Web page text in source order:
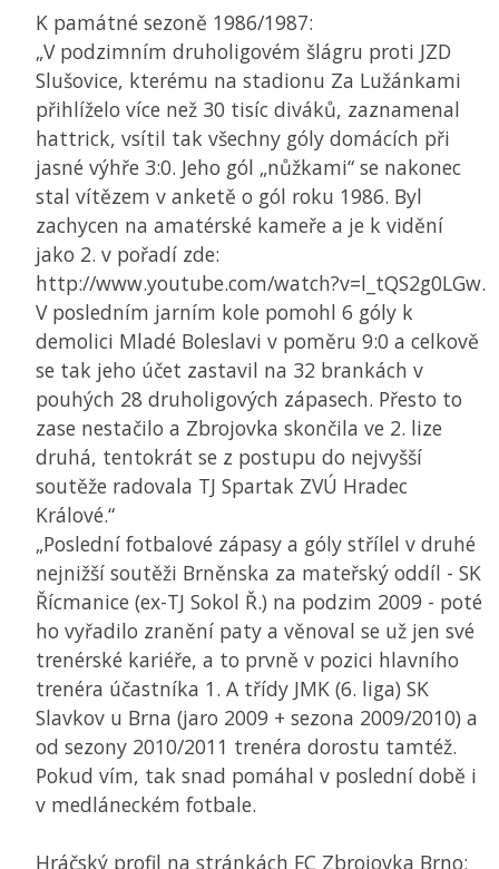
K památné sezoně 1986/1987:
„V podzimním druholigovém šlágru proti JZD
Slušovice, kterému na stadionu Za Lužánkami
přihlíželo více než 30 tisíc diváků, zaznamenal
hattrick, vsítil tak všechny góly domácích při
jasné výhře 3:0. Jeho gól „nůžkami“ se nakonec
stal vítězem v anketě o gól roku 1986. Byl
zachycen na amatérské kameře a je k vidění
jako 2. v pořadí zde:
http://www.youtube.com/watch?v=l_tQS2g0LGw.
V posledním jarním kole pomohl 6 góly k
demolici Mladé Boleslavi v poměru 9:0 a celkově
se tak jeho účet zastavil na 32 brankách v
pouhých 28 druholigových zápasech. Přesto to
zase nestačilo a Zbrojovka skončila ve 2. lize
druhá, tentokrát se z postupu do nejvyšší
soutěže radovala TJ Spartak ZVÚ Hradec
Králové.“
„Poslední fotbalové zápasy a góly střílel v druhé
nejnižší soutěži Brněnska za mateřský oddíl - SK
Řícmanice (ex-TJ Sokol Ř.) na podzim 2009 - poté
ho vyřadilo zranění paty a věnoval se už jen své
trenérské kariéře, a to prvně v pozici hlavního
trenéra účastníka 1. A třídy JMK (6. liga) SK
Slavkov u Brna (jaro 2009 + sezona 2009/2010) a
od sezony 2010/2011 trenéra dorostu tamtéž.
Pokud vím, tak snad pomáhal v poslední době i
v medláneckém fotbale.
Hráčský profil na stránkách FC Zbrojovka Brno: